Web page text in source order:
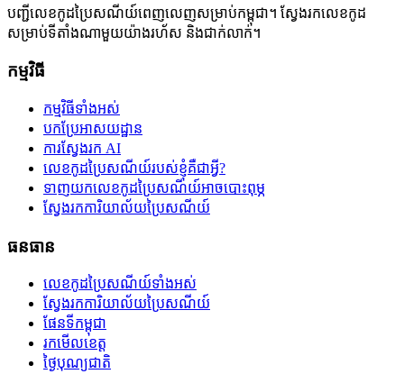
បញ្ជីលេខកូដប្រៃសណីយ៍ពេញលេញសម្រាប់កម្ពុជា។ ស្វែងរកលេខកូដ
សម្រាប់ទីតាំងណាមួយយ៉ាងរហ័ស និងជាក់លាក់។
កម្មវិធី
កម្មវិធីទាំងអស់
បកប្រែអាសយដ្ឋាន
ការស្វែងរក AI
លេខកូដប្រៃសណីយ៍របស់ខ្ញុំគឺជាអ្វី?
ទាញយកលេខកូដប្រៃសណីយ៍អាចបោះពុម្ភ
ស្វែងរកការិយាល័យប្រៃសណីយ៍
ធនធាន
លេខកូដប្រៃសណីយ៍ទាំងអស់
ស្វែងរកការិយាល័យប្រៃសណីយ៍
ផែនទីកម្ពុជា
រកមើលខេត្ត
ថ្ងៃបុណ្យជាតិ